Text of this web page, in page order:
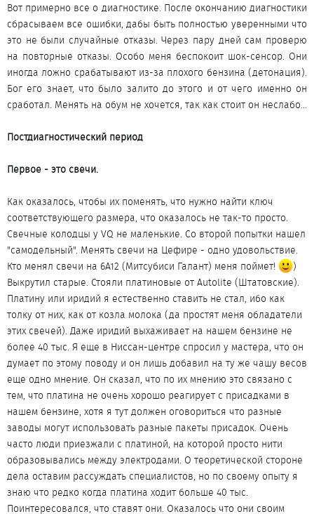
Вот примерно все о диагностике. После окончанию диагностики
сбрасываем все ошибки, дабы быть полностью уверенными что
это не были случайные отказы. Через пару дней сам проверю
на повторные отказы. Особо меня беспокоит шок-сенсор. Они
иногда ложно срабатывают из-за плохого бензина (детонация).
Бог его знает, что было залито до этого и от чего именно он
сработал. Менять на обум не хочется, так как стоит он неслабо...
Постдиагностический период
Первое - это свечи.
Как оказалось, чтобы их поменять, что нужно найти ключ
соответствующего размера, что оказалось не так-то просто.
Свечные колодцы у VQ не маленькие. Со второй попытки нашел
"самодельный". Менять свечи на Цефире - одно удовольствие.
Кто менял свечи на 6А12 (Митсубиси Галант) меня поймет!
)
Выкрутил старые. Стояли платиновые от Autolite (Штатовские).
Платину или иридий я естественно ставить не стал, ибо как
толку от них, как от козла молока (да простят меня обладатели
этих свечей). Даже иридий выхаживает на нашем бензине не
более 40 тыс. Я еще в Ниссан-центре спросил у мастера, что он
думает по этому поводу и он лишь добавил на ту же чашу весов
еще одно мнение. Он сказал, что по их мнению это связано с
тем, что платина не очень хорошо реагирует с присадками в
нашем бензине, хотя я тут должен оговориться что разные
заводы могут использовать разные пакеты присадок. Очень
часто люди приезжали с платиной, на которой просто нити
образовывались между электродами. О теоретической стороне
дела оставим рассуждать специалистов, но по своему опыту я
знаю что редко когда платина ходит больше 40 тыс.
Поинтересовался, что ставят они. Оказалось что они своим